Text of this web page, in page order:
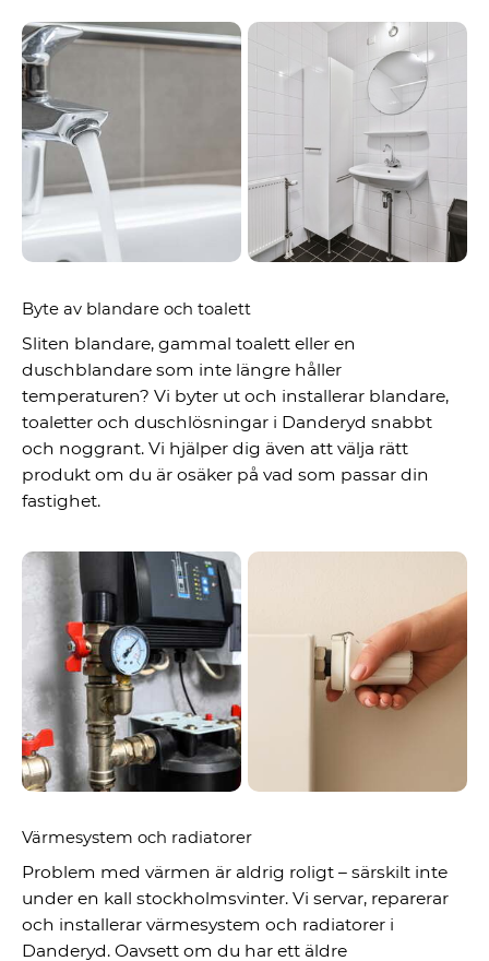
Byte av blandare och toalett
Sliten blandare, gammal toalett eller en
duschblandare som inte längre håller
temperaturen? Vi byter ut och installerar blandare,
toaletter och duschlösningar i Danderyd snabbt
och noggrant. Vi hjälper dig även att välja rätt
produkt om du är osäker på vad som passar din
fastighet.
Värmesystem och radiatorer
Problem med värmen är aldrig roligt – särskilt inte
under en kall stockholmsvinter. Vi servar, reparerar
och installerar värmesystem och radiatorer i
Danderyd. Oavsett om du har ett äldre